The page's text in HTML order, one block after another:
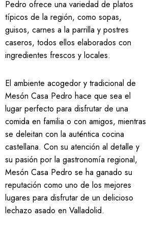
Pedro ofrece una variedad de platos
típicos de la región, como sopas,
guisos, carnes a la parrilla y postres
caseros, todos ellos elaborados con
ingredientes frescos y locales.
El ambiente acogedor y tradicional de
Mesón Casa Pedro hace que sea el
lugar perfecto para disfrutar de una
comida en familia o con amigos, mientras
se deleitan con la auténtica cocina
castellana. Con su atención al detalle y
su pasión por la gastronomía regional,
Mesón Casa Pedro se ha ganado su
reputación como uno de los mejores
lugares para disfrutar de un delicioso
lechazo asado en Valladolid.